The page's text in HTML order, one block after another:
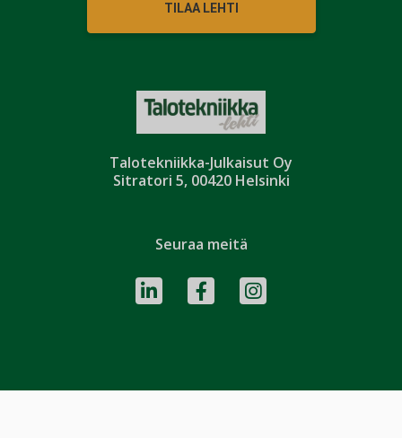
Talotekniikka-Julkaisut Oy
Sitratori 5, 00420 Helsinki
TILAA LEHTI
Seuraa meitä